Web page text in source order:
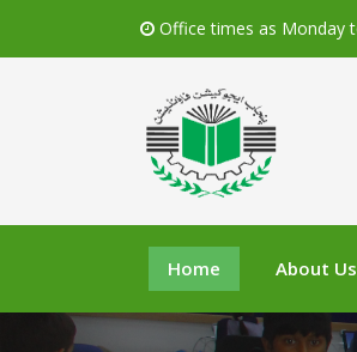
Office times as Monday
Home About Us